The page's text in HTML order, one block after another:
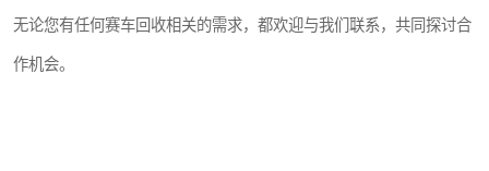
无论您有任何赛车回收相关的需求，都欢迎与我们联系，共同探讨合
作机会。